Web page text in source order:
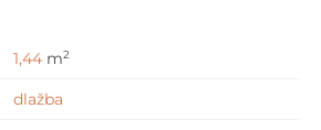
1,44 m2
dlažba